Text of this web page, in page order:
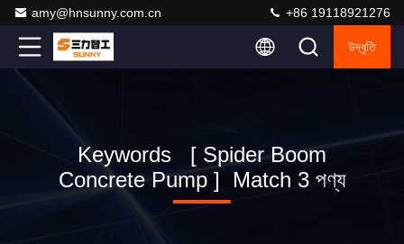
amy@hnsunny.com.cn +86 19118921276
উদ্ধৃতি
Keywords [ Spider Boom
Concrete Pump ] Match 3 পণ্য